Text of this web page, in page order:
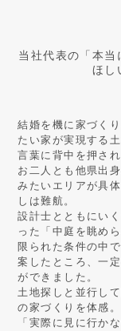
当社代表の「本当
ほし
結婚を機に家づく
たい家が実現する
言葉に背中を押さ
お二人とも他県出
みたいエリアが具
しは難航。
設計士とともにい
った「中庭を眺め
限られた条件の中
案したところ、一
ができました。
土地探しと並行し
の家づくりを体感。
「実際に見に行か